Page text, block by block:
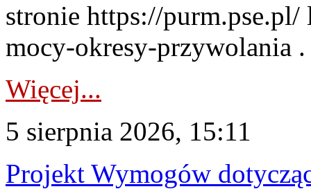
stronie https://
mocy-okresy-przywolania
Więcej...
5 sierpnia 2026, 15:11
Projekt Wymogów